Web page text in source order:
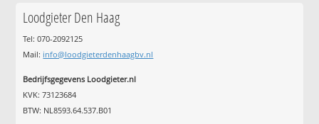
Loodgieter Den Haag
Tel: 070-2092125
Mail: info@loodgieterdenhaagbv.nl
Bedrijfsgegevens Loodgieter.nl
KVK: 73123684
BTW: NL8593.64.537.B01